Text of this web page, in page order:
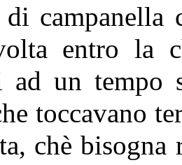
di
entro la
ad un tempo
toccavano
chè bisogna